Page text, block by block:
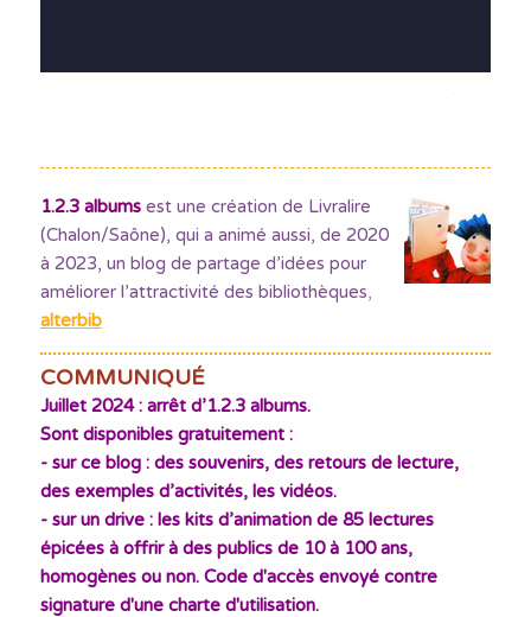
1.2.3 albumsest une création de Livralire
(Chalon/Saône), qui a animé aussi, de 2020
à 2023, un blog de partage d’idées pour
améliorer l’attractivité des bibliothèques,
alterbib
COMMUNIQUÉ
Juillet 2024 : arrêt d’1.2.3 albums.
Sont disponibles gratuitement :
- sur ce blog : des souvenirs, des retours de lecture,
des exemples d’activités, les vidéos.
- sur un drive : les kits d’animation de 85 lectures
épicées à offrir à des publics de 10 à 100 ans,
homogènes ou non. Code d'accès envoyé contre
signature d'une charte d'utilisation.